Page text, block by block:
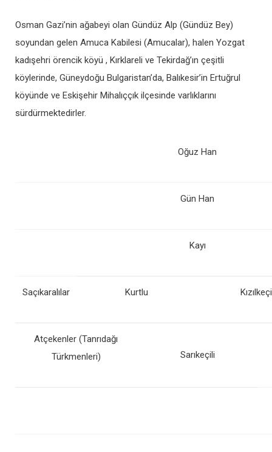
Osman Gazi’nin ağabeyi olan Gündüz Alp (Gündüz Bey)
soyundan gelen Amuca Kabilesi (Amucalar), halen Yozgat
kadışehri örencik köyü , Kırklareli ve Tekirdağ’ın çeşitli
köylerinde, Güneydoğu Bulgaristan’da, Balıkesir’in Ertuğrul
köyünde ve Eskişehir Mihalıççık ilçesinde varlıklarını
sürdürmektedirler.
Oğuz Han
Gün Han
Kayı
Saçıkaralılar Kurtlu
Atçekenler (Tanrıdağı
Türkmenleri)
Sarıkeçili